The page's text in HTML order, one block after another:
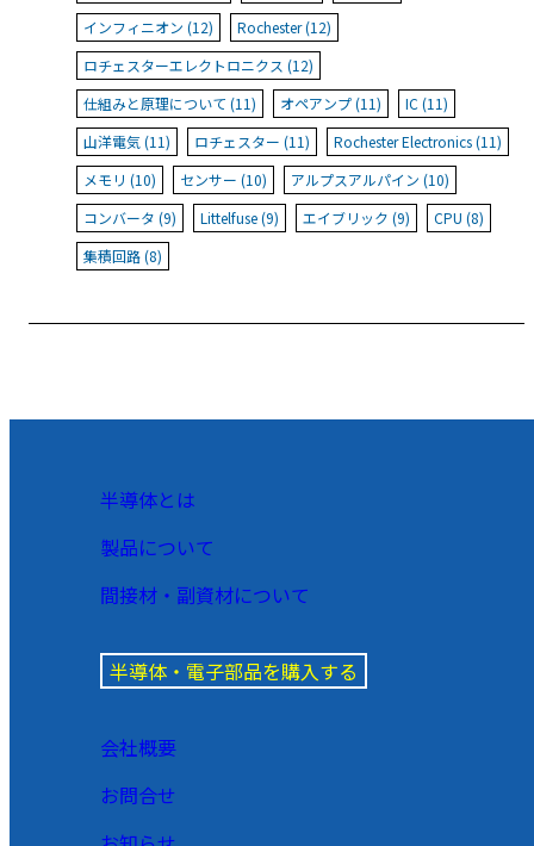
インフィニオン (12)
Rochester (12)
ロチェスターエレクトロニクス (12)
仕組みと原理について (11)
オペアンプ (11)
IC (11)
山洋電気 (11)
ロチェスター (11)
Rochester Electronics (11)
メモリ (10)
センサー (10)
アルプスアルパイン (10)
コンバータ (9)
Littelfuse (9) エイブリック (9)
CPU (8)
集積回路 (8)
半導体とは
製品について
間接材・副資材について
半導体・電子部品を購入する
会社概要
お問合せ